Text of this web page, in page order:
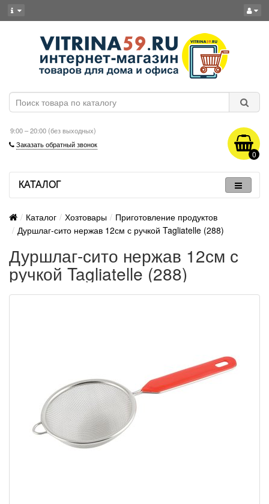
9:00 – 20:00 (без выходных)
Заказать обратный звонок
0
КАТАЛОГ
Каталог Хозтовары
Приготовление продуктов
Дуршлаг-сито нержав 12см с ручкой Tagliatelle (288)
Дуршлаг-сито нержав 12см с
ручкой Tagliatelle (288)